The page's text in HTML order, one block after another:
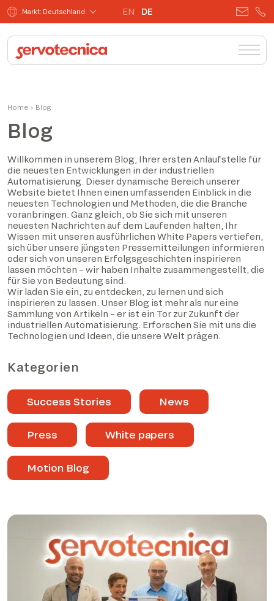
Markt: Deutschland EN DE
Home › Blog
Blog
Willkommen in unserem Blog, Ihrer ersten Anlaufstelle für
die neuesten Entwicklungen in der industriellen
Automatisierung. Dieser dynamische Bereich unserer
Website bietet Ihnen einen umfassenden Einblick in die
neuesten Technologien und Methoden, die die Branche
voranbringen. Ganz gleich, ob Sie sich mit unseren
neuesten Nachrichten auf dem Laufenden halten, Ihr
Wissen mit unseren ausführlichen White Papers vertiefen,
sich über unsere jüngsten Pressemitteilungen informieren
oder sich von unseren Erfolgsgeschichten inspirieren
lassen möchten – wir haben Inhalte zusammengestellt, die
für Sie von Bedeutung sind.
Wir laden Sie ein, zu entdecken, zu lernen und sich
inspirieren zu lassen. Unser Blog ist mehr als nur eine
Sammlung von Artikeln – er ist ein Tor zur Zukunft der
industriellen Automatisierung. Erforschen Sie mit uns die
Technologien und Ideen, die unsere Welt prägen.
Kategorien
Success Stories News
Press White papers
Motion Blog